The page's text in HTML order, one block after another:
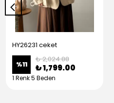
HY26231 ceket
%11
₺ 2,024.88
₺ 1,799.00
1 Renk 5 Beden